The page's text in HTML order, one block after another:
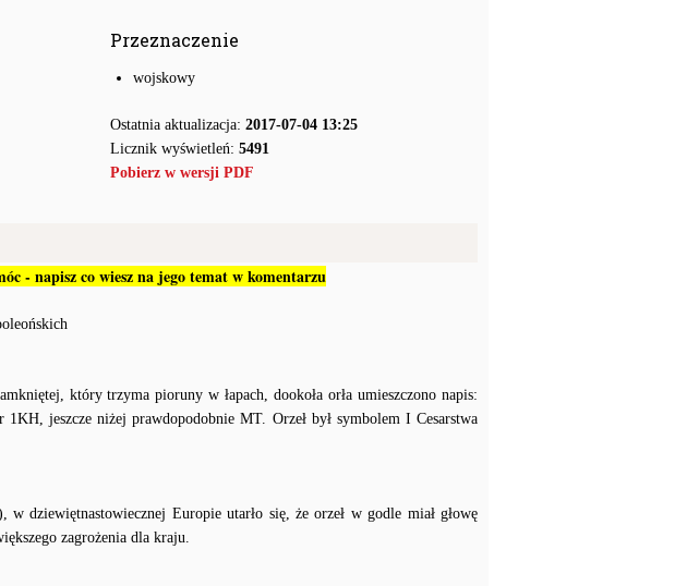
Przeznaczenie
wojskowy
Ostatnia aktualizacja: 2017-07-04 13:25
Licznik wyświetleń: 5491
Pobierz w wersji PDF
- napisz co wiesz na jego temat w komentarzu
który trzyma pioruny w łapach, dookoła orła umieszczono napis:
jeszcze niżej prawdopodobnie MT. Orzeł był symbolem I Cesarstwa
w dziewiętnastowiecznej Europie utarło się, że orzeł w godle miał głowę
zagrożenia dla kraju.